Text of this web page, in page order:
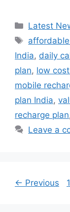
Latest
Tags
India, daily
plan, low
mobile
plan India,
recharge plan
Leave a
← Previous 1